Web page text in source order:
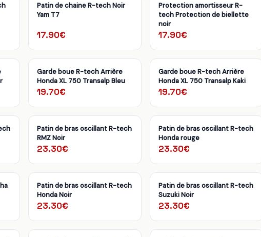
Patin de chaine R-tech Noir
Yam T7
17.90€
Protection amortisseur R-
tech Protection de biellette
noir
17.90€
Garde boue R-tech Arrière
Honda XL 750 Transalp Bleu
19.70€
Garde boue R-tech Arrière
Honda XL 750 Transalp Kaki
19.70€
Patin de bras oscillant R-tech
RMZ Noir
23.30€
Patin de bras oscillant R-tech
Honda rouge
23.30€
Patin de bras oscillant R-tech
Honda Noir
23.30€
Patin de bras oscillant R-tech
Suzuki Noir
23.30€